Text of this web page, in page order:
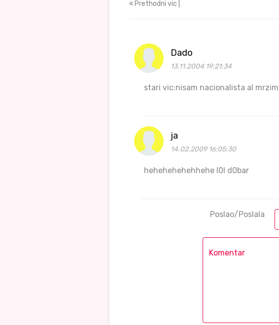
Prethodni vic |
Dado
13.11.2004 19:21:34
stari vic:nisam nacionalista al
ja
14.02.2009 16:05:30
hehehehehehhehe l0l d0bar
Poslao/Poslala